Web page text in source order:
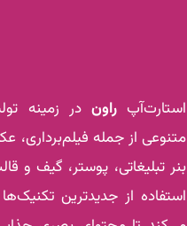
استارت‌آپراون در زمینه
متنوعی از جمله فیلم‌برداری،
بنر تبلیغاتی، پوستر، گیف و
استفاده از جدیدترین